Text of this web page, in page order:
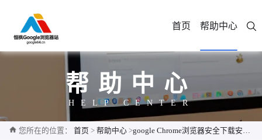
首页 帮助中心
帮助中心
HELP CENTER
您所在的位置： 首页 > 帮助中心 >google Chrome浏览器安全下载安装包操作流程